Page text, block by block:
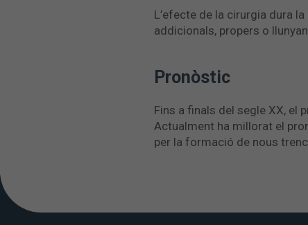
L’efecte de la cirurgia dura
addicionals, propers o
Pronòstic
Fins a finals del segle XX, el
Actualment ha millorat el
per la formació de nous